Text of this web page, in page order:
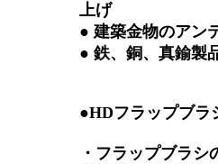
上げ
● 建築金物のアン
● 鉄、銅、真鍮製
●HDフラップブラ
・フラップブラシ